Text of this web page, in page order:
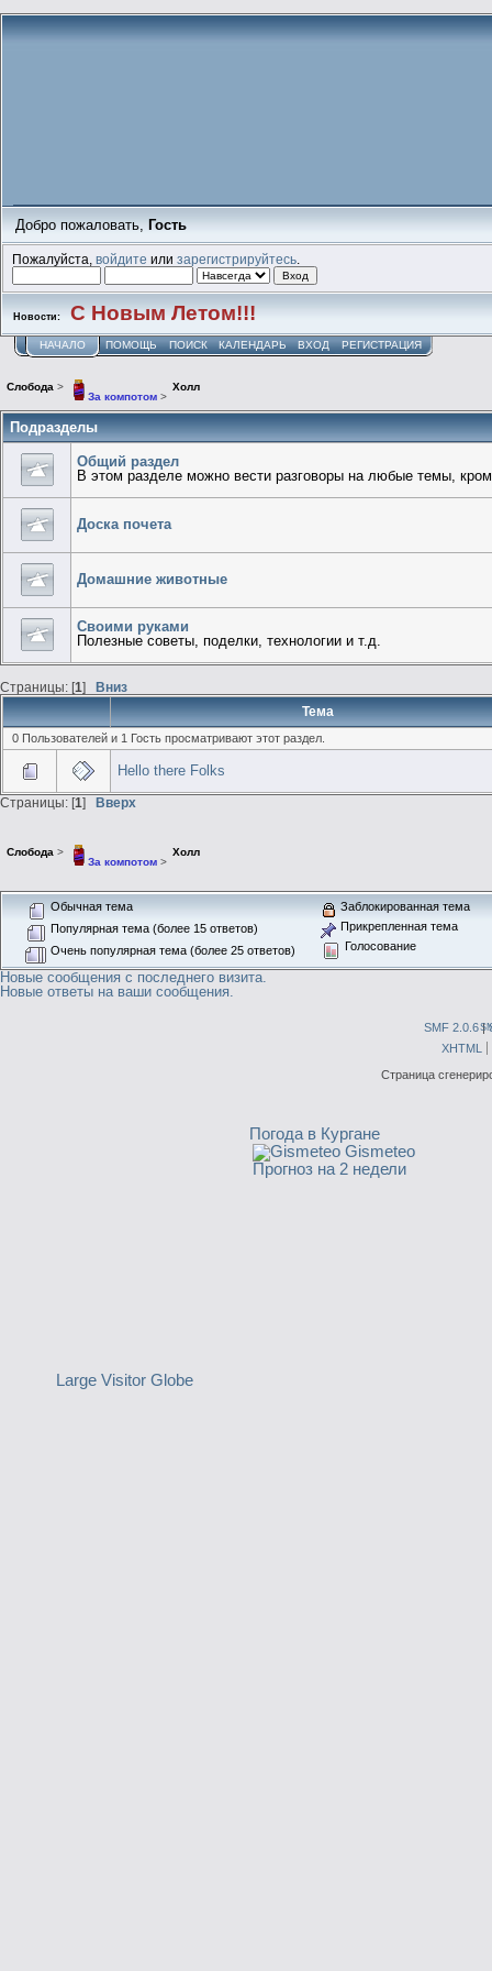
Добро пожаловать, Гость
Пожалуйста,войдите илизарегистрируйтесь
Новости: С Новым Летом!!!
НАЧАЛО ПОМОЩЬ ПОИСК КАЛЕНДАРЬ ВХОД РЕГИСТРАЦИЯ
Слобода >
За компотом>
Холл
Подразделы
Общий раздел
В этом разделе можно вести разговоры на любые темы,
Доска почета
Домашние животные
Своими руками
Полезные советы, поделки, технологии и т.д.
Страницы: [1] Вниз
Тема
0 Пользователей и 1 Гость просматривают этот раздел.
Hello there Folks
Страницы: [1] Вверх
Слобода >
За компотом>
Холл
Обычная тема
Популярная тема (более 15 ответов)
Очень популярная тема (более 25 ответов)
Заблокированная тема
Прикрепленная тема
Голосование
Новые сообщения с последнего визита.
Новые ответы на ваши сообщения.
SMF 2.0.6|
XHTML
Страница
Large Visitor Globe
Погода в Кургане
Gismeteo
Прогноз на 2 недели